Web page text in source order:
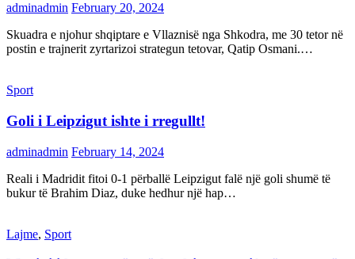
adminadmin February 20, 2024
Skuadra e njohur shqiptare e Vllaznisë nga Shkodra, me 30 tetor në
postin e trajnerit zyrtarizoi strategun tetovar, Qatip Osmani.…
Sport
Goli i Leipzigut ishte i rregullt!
adminadmin February 14, 2024
Reali i Madridit fitoi 0-1 përballë Leipzigut falë një goli shumë të
bukur të Brahim Diaz, duke hedhur një hap…
Lajme, Sport